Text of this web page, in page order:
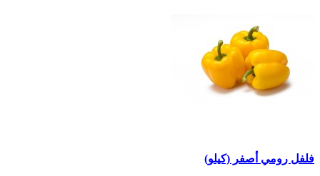
فلفل رومي أصفر (كيلو)